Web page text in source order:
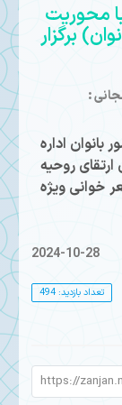
محوریت
برگزار
:
اداره
روحیه
خوانی ویژه
2024-10-28
تعداد بازدید: 494